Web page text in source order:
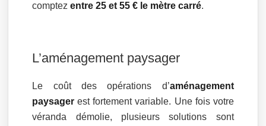
comptezentre 25 et 55 € le mètre carré.
L’aménagement paysager
Le coût des opérations d’aménagement
paysager est fortement variable. Une fois votre
véranda démolie, plusieurs solutions sont